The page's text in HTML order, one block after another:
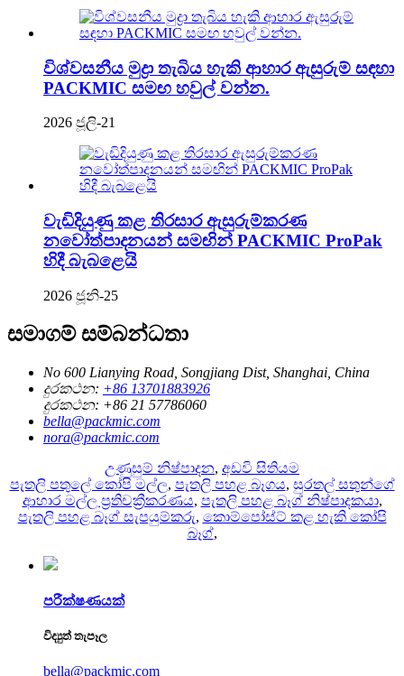
විශ්වසනීය මුද්‍රා තැබිය හැකි ආහාර ඇසුරුම් සඳහා
PACKMIC සමඟ හවුල් වන්න.
2026 ජූලි-21
වැඩිදියුණු කළ තිරසාර ඇසුරුම්කරණ
නවෝත්පාදනයන් සමඟින් PACKMIC ProPak
හිදී බැබළෙයි
2026 ජූනි-25
සමාගම් සම්බන්ධතා
No 600 Lianying Road, Songjiang Dist, Shanghai, China
දුරකථන: +86 13701883926
දුරකථන: +86 21 57786060
bella@packmic.com
nora@packmic.com
උණුසුම් නිෂ්පාදන, අඩවි සිතියම
පැතලි පතුලේ කෝපි මල්ල, පැතලි පහළ බෑගය, සුරතල් සතුන්ගේ
ආහාර මල්ල ප්‍රතිචක්‍රීකරණය, පැතලි පහළ බෑග් නිෂ්පාදකයා,
පැතලි පහළ බෑග් සැපයුම්කරු, කොම්පෝස්ට් කළ හැකි කෝපි
බෑග්,
පරීක්ෂණයක්
විද්‍යුත් තැපෑල
bella@packmic.com